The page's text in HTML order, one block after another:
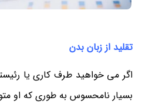
تقلید از زبان بدن
اگر می خواهید طرف کاری یا
بسیار نامحسوس به طوری که او